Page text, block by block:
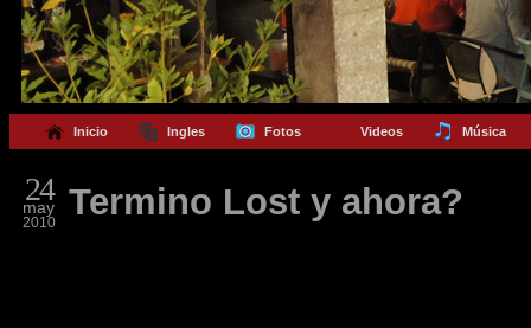
Inicio Ingles Fotos Videos Música
24
may
2010 Termino Lost y ahora?